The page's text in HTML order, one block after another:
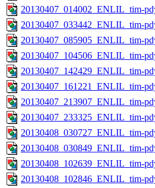
20130407_014002_ENLIL_tim-
20130407_033442_ENLIL_tim-
20130407_085905_ENLIL_tim-
20130407_104506_ENLIL_tim-
20130407_142429_ENLIL_tim-
20130407_161221_ENLIL_tim-
20130407_213907_ENLIL_tim-
20130407_233325_ENLIL_tim-
20130408_030727_ENLIL_tim-
20130408_030849_ENLIL_tim-
20130408_102639_ENLIL_tim-
20130408_102846_ENLIL_tim-